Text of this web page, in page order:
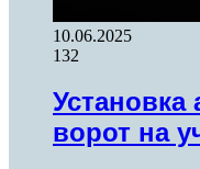
10.06.2025
132
Установка
ворот на